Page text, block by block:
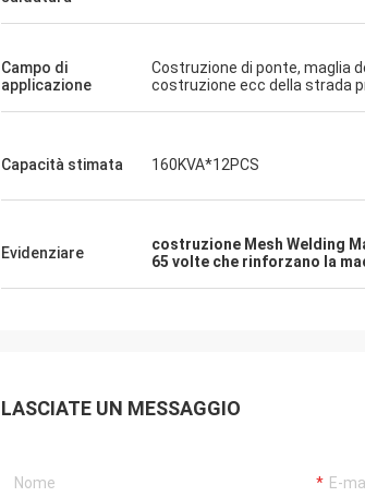
Campo di
applicazione
Costruzione di ponte, maglia
costruzione ecc della strada
Capacità stimata 160KVA*12PCS
Evidenziare costruzione Mesh Welding
65 volte che rinforzano la
LASCIATE UN MESSAGGIO